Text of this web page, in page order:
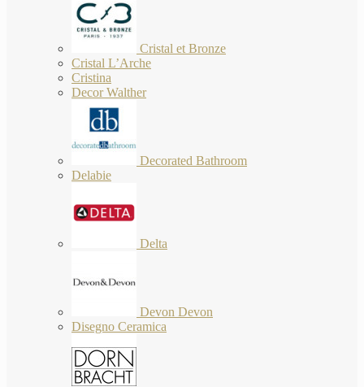
Cristal et Bronze
Cristal L’Arche
Cristina
Decor Walther
Decorated Bathroom
Delabie
Delta
Devon Devon
Disegno Ceramica